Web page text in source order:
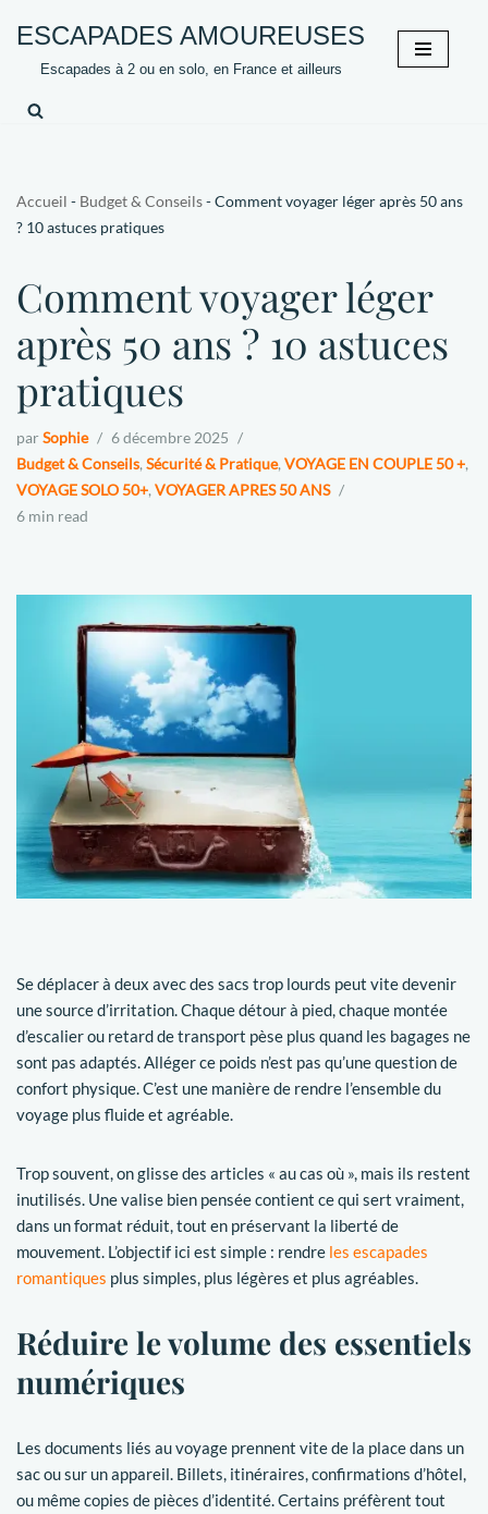
Aller
contenu
ESCAPADES AMOUREUSES
Escapades à 2 ou en solo, en France et ailleurs
Accueil - Budget & Conseils-Comment voyager léger après 50 ans
? 10 astuces pratiques
Comment voyager léger
après 50 ans ? 10 astuces
pratiques
par Sophie
6 décembre 2025
Budget & Conseils, Sécurité & Pratique, VOYAGE EN COUPLE 50 +,
VOYAGE SOLO 50+, VOYAGER APRES 50 ANS
6 min read
Se déplacer à deux avec des sacs trop lourds peut vite devenir
une source d’irritation. Chaque détour à pied, chaque montée
d’escalier ou retard de transport pèse plus quand les bagages ne
sont pas adaptés. Alléger ce poids n’est pas qu’une question de
confort physique. C’est une manière de rendre l’ensemble du
voyage plus fluide et agréable.
Trop souvent, on glisse des articles « au cas où », mais ils restent
inutilisés. Une valise bien pensée contient ce qui sert vraiment,
dans un format réduit, tout en préservant la liberté de
mouvement. L’objectif ici est simple : rendre les escapades
romantiques plus simples, plus légères et plus agréables.
Réduire le volume des essentiels
numériques
Les documents liés au voyage prennent vite de la place dans un
sac ou sur un appareil. Billets, itinéraires, confirmations d’hôtel,
ou même copies de pièces d’identité. Certains préfèrent tout